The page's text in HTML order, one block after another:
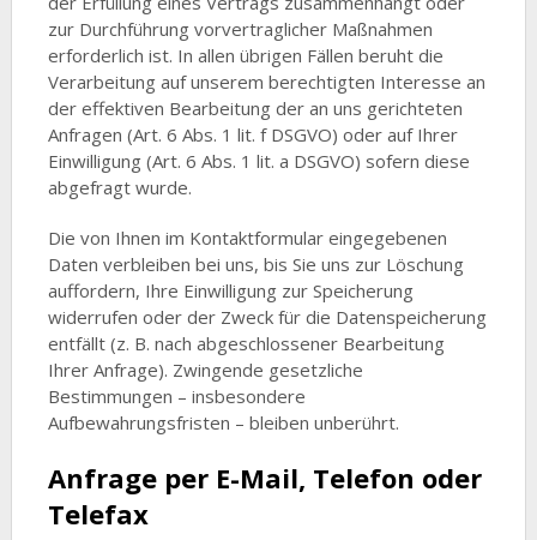
zur Durchführung vorvertraglicher Maßnahmen
erforderlich ist. In allen übrigen Fällen beruht die
Verarbeitung auf unserem berechtigten Interesse an
der effektiven Bearbeitung der an uns gerichteten
Anfragen (Art. 6 Abs. 1 lit. f DSGVO) oder auf Ihrer
Einwilligung (Art. 6 Abs. 1 lit. a DSGVO) sofern diese
abgefragt wurde.
Die von Ihnen im Kontaktformular eingegebenen
Daten verbleiben bei uns, bis Sie uns zur Löschung
auffordern, Ihre Einwilligung zur Speicherung
widerrufen oder der Zweck für die Datenspeicherung
entfällt (z. B. nach abgeschlossener Bearbeitung
Ihrer Anfrage). Zwingende gesetzliche
Bestimmungen – insbesondere
Aufbewahrungsfristen – bleiben unberührt.
Anfrage per E-Mail, Telefon oder
Telefax